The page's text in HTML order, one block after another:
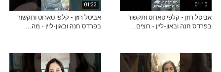
01:10
אביטל רוזן - קלפי טארוט ותקשור
בפרדס חנה ובאון-ליין - רוצים...
01:33
אביטל רוזן - קלפי טארוט ותקשור
בפרדס חנה ובאון-ליין - מה...